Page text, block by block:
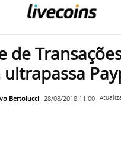
de
Bertolucci 28/08/2018 11:00